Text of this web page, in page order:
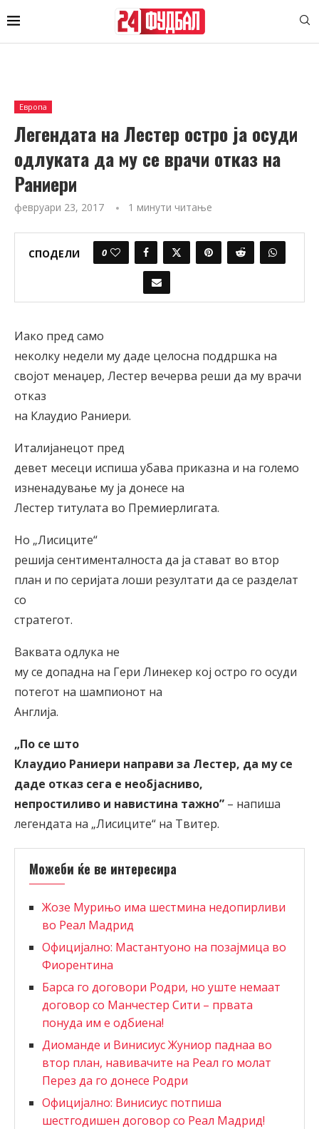
Европа
Легендата на Лестер остро ја осуди
одлуката да му се врачи отказ на
Раниери
февруари 23, 2017 1 минути читање
СПОДЕЛИ 0
Иако пред само
неколку недели му даде целосна поддршка на
својот менаџер, Лестер вечерва реши да му врачи
отказ
на Клаудио Раниери.
Италијанецот пред
девет месеци испиша убава приказна и на големо
изненадување му ја донесе на
Лестер титулата во Премиерлигата.
Но „Лисиците“
решија сентименталноста да ја стават во втор
план и по серијата лоши резултати да се разделат
со
стратегот.
Ваквата одлука не
му се допадна на Гери Линекер кој остро го осуди
потегот на шампионот на
Англија.
„По се што
Клаудио Раниери направи за Лестер, да му се
даде отказ сега е необјасниво,
непростиливо и навистина тажно” – напиша
легендата на „Лисиците“ на Твитер.
Можеби ќе ве интересира
Жозе Мурињо има шестмина недопирливи
во Реал Мадрид
Официјално: Мастантуоно на позајмица во
Фиорентина
Барса го договори Родри, но уште немаат
договор со Манчестер Сити – првата
понуда им е одбиена!
Диоманде и Винисиус Жуниор паднаа во
втор план, навивачите на Реал го молат
Перез да го донесе Родри
Официјално: Винисиус потпиша
шестгодишен договор со Реал Мадрид!